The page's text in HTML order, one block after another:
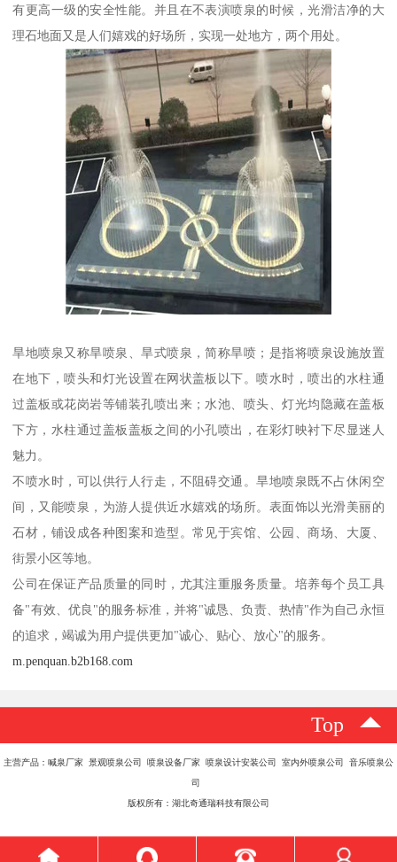
有更高一级的安全性能。并且在不表演喷泉的时候，光滑洁净的大
理石地面又是人们嬉戏的好场所，实现一处地方，两个用处。
旱地喷泉又称旱喷泉、旱式喷泉，简称旱喷；是指将喷泉设施放置
在地下，喷头和灯光设置在网状盖板以下。喷水时，喷出的水柱通
过盖板或花岗岩等铺装孔喷出来；水池、喷头、灯光均隐藏在盖板
下方，水柱通过盖板盖板之间的小孔喷出，在彩灯映衬下尽显迷人
魅力。
不喷水时，可以供行人行走，不阻碍交通。旱地喷泉既不占休闲空
间，又能喷泉，为游人提供近水嬉戏的场所。表面饰以光滑美丽的
石材，铺设成各种图案和造型。常见于宾馆、公园、商场、大厦、
街景小区等地。
公司在保证产品质量的同时，尤其注重服务质量。培养每个员工具
备"有效、优良"的服务标准，并将"诚恳、负责、热情"作为自己永恒
的追求，竭诚为用户提供更加"诚心、贴心、放心"的服务。
m.penquan.b2b168.com
Top
主营产品：喊泉厂家 景观喷泉公司 喷泉设备厂家 喷泉设计安装公司 室内外喷泉公司 音乐喷泉公
司
版权所有：湖北奇通瑞科技有限公司